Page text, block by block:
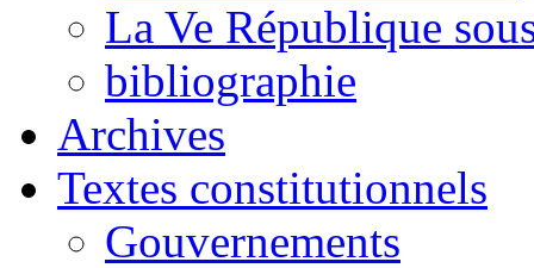
La Ve République
bibliographie
Archives
Textes constitutionnels
Gouvernements